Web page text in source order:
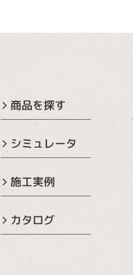
商品を探す
シミュレータ
施工実例
カタログ